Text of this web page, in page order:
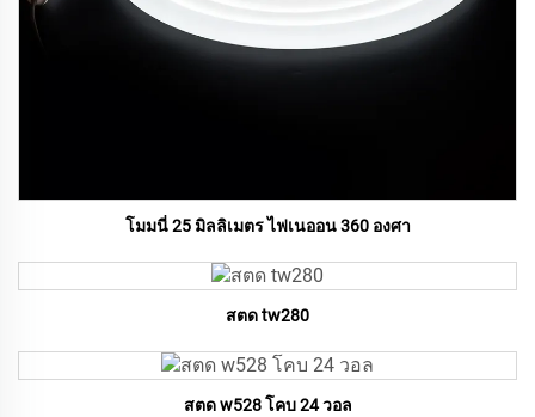
โมมนี่ 25 มิลลิเมตร ไฟเนออน 360 องศา
สตด tw280
สตด w528 โคบ 24 วอล